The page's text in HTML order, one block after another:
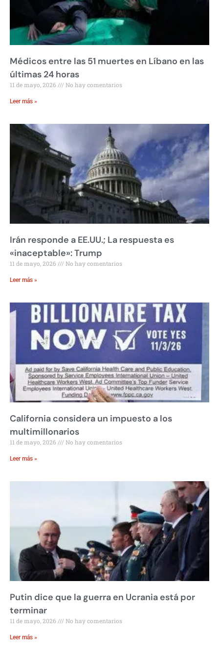
Médicos entre las 51 muertes en Líbano en las
últimas 24 horas
11 de mayo, 2026 No hay comentarios
Leer más »
Irán responde a EE.UU.; La respuesta es
«inaceptable»: Trump
11 de mayo, 2026 No hay comentarios
Leer más »
California considera un impuesto a los
multimillonarios
11 de mayo, 2026 No hay comentarios
Leer más »
Putin dice que la guerra en Ucrania está por
terminar
11 de mayo, 2026 No hay comentarios
Leer más »